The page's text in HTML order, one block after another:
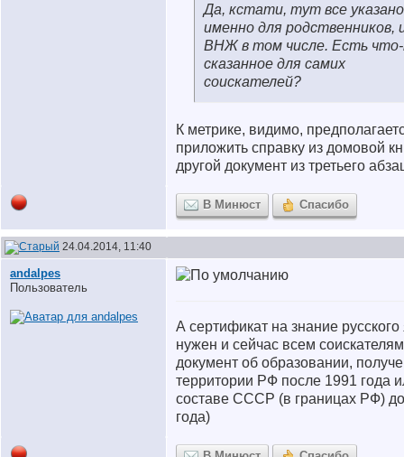
Да, кстати, тут все указано
именно для родственников,
ВНЖ в том числе. Есть
сказанное для самих
соискателей?
К метрике, видимо,
приложить справку из домовой
другой документ из третьего
В Минюст Спасибо
24.04.2014, 11:40
andalpes
Пользователь
А сертификат на знание русского
нужен и сейчас всем
документ об образовании,
территории РФ после 1991 года
составе СССР (в границах РФ)
года)